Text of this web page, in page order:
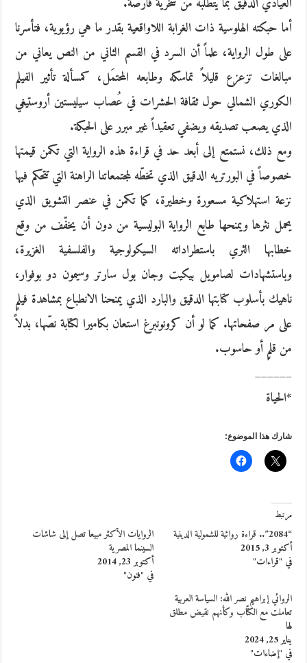
أما حبكته الهلوسية ذات الغرابة اللاواقعية بقدر ما هي رؤيوية، فتأسرنا
على طول الرواية، علماً أن السرد في القسم الثاني من النص يعاني من
مبالغات تزعزع قليلاً تماسكه وطابعه المحتمَل، كمسألة تأثير الفيلم
الكوري الشمالي حول ثقافة الحشرات في عُصاب سيليستين أروستيغي
الذي يصعب تصديقه ويضفي تعقيداً غير مبرر على الحبكة.
ومع ذلك، نستمتع إلى أبعد حد في قراءة هذه الرواية التي تكمن قيمتها
خصوصاً في البورتريه الدقيق الذي تخطّه لمجتمعاتنا الراهنة التي تتحكم فيها
نزعة استهلاكية مسعورة وخطيرة، كما تكمن في عنصر التشويق الذي
يحمل نثرها ويمنحها طابع الرواية البوليسية من دون أن يخفّف من وقع
خطابها الثري باستطراداته السيكولوجية والفلسفية الغزيرة،
وباستشهادات لصامويل بيكيت وجان بول سارتر وسيمون دو بوفوار،
ناهيك بأسلوب كتابتها الدقيق والبارد الذي يمنحنا الانطباع بمشاهدة فيلمٍ
على مر صفحاتها. كما لو أن كرونونبرغ استعان بكاميرا لكتابة نصّها، بدلاً
من قلمٍ أو حاسوب.
______
*الحياة
شارك هذا الموضوع:
مرتبط
“2084”.. قراءة روائية للشمولية الدينية
أكتوبر 3, 2015
في "قراءات"
الروايات الأكثر مبيعا تصل إلى شاشات
السينما المصرية
أكتوبر 23, 2014
في "فنون"
الروائي إبراهيم نصر الله: السياسة العربية
تعاملت مع الكتّاب وكأنهم نقيض مطلق
لها
يناير 25, 2024
في "إضاءات"